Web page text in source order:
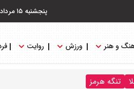
پنجشنبه ۱۵ مرداد ۱۴۰۵
و هنر ورزش روایت
تنگه هرمز